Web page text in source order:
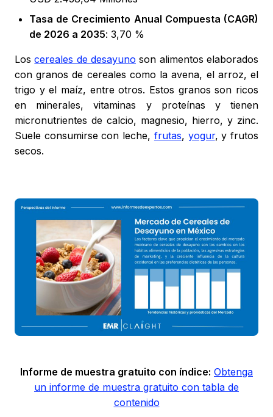
Tasa de Crecimiento Anual Compuesta (CAGR)
de 2026 a 2035: 3,70 %
Loscereales de desayuno son alimentos elaborados
con granos de cereales como la avena, el arroz, el
trigo y el maíz, entre otros. Estos granos son ricos
en minerales, vitaminas y proteínas y tienen
micronutrientes de calcio, magnesio, hierro, y zinc.
Suele consumirse con leche, frutas, yogur, y frutos
secos.
Informe de muestra gratuito con índice: Obtenga
un informe de muestra gratuito con tabla de
contenido